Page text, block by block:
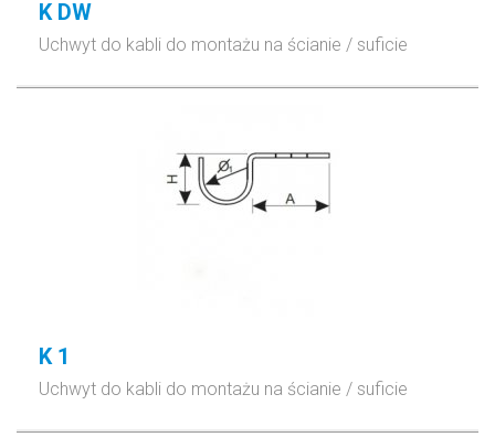
K DW
Uchwyt do kabli do montażu na ścianie / suficie
K 1
Uchwyt do kabli do montażu na ścianie / suficie